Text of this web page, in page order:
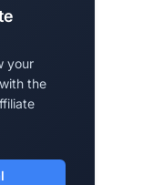
your
the